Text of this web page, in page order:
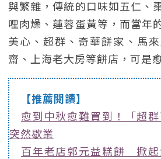
與繁雜，傳統的口味如五仁、
哩肉燥、蓮蓉蛋黃等，而當年
美心、超群、奇華餅家、馬
齋、上海老大房等餅店，可是
【推薦閱讀】
愈到中秋愈難買到！「超
突然歇業
百年老店郭元益糕餅 掀